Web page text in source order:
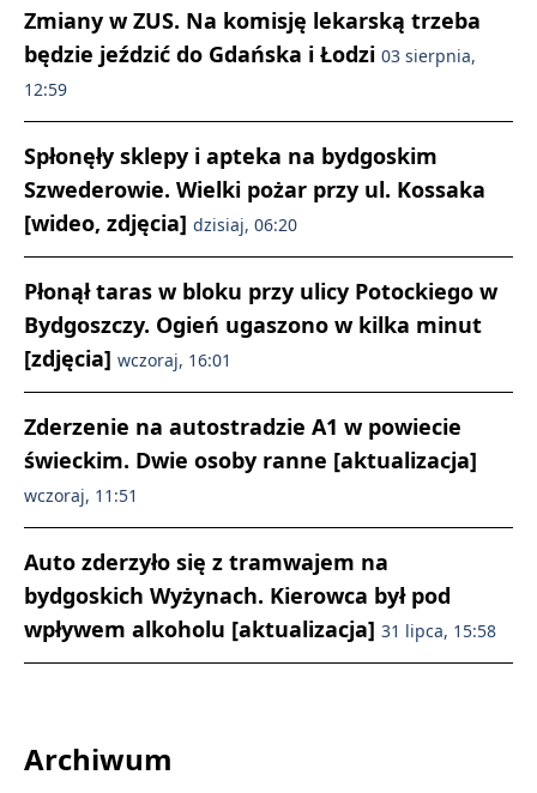
Zmiany w ZUS. Na komisję lekarską trzeba
będzie jeździć do Gdańska i Łodzi 03 sierpnia,
12:59
Spłonęły sklepy i apteka na bydgoskim
Szwederowie. Wielki pożar przy ul. Kossaka
[wideo, zdjęcia] dzisiaj, 06:20
Płonął taras w bloku przy ulicy Potockiego w
Bydgoszczy. Ogień ugaszono w kilka minut
[zdjęcia] wczoraj, 16:01
Zderzenie na autostradzie A1 w powiecie
świeckim. Dwie osoby ranne [aktualizacja]
wczoraj, 11:51
Auto zderzyło się z tramwajem na
bydgoskich Wyżynach. Kierowca był pod
wpływem alkoholu [aktualizacja] 31 lipca, 15:58
Archiwum